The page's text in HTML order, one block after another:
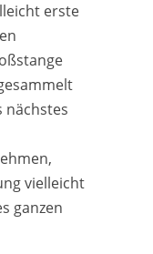
erste
nächstes
vielleicht
ganzen